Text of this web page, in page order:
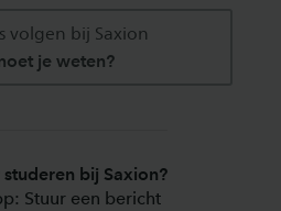
volgen bij Saxion
je weten?
bij Saxion?
Stuur een bericht